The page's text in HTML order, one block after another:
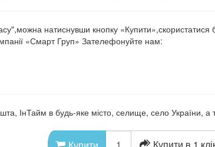
натиснувши кнопку
«Смарт Груп» Зателефонуйте нам:
ІнТайм в будь-яке місто, селище, село України, а